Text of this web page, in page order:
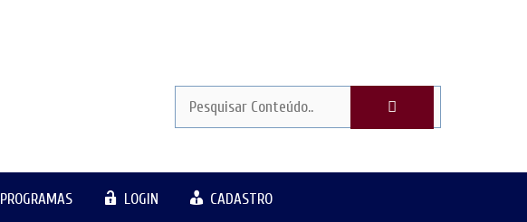
PROGRAMAS LOGIN CADASTRO